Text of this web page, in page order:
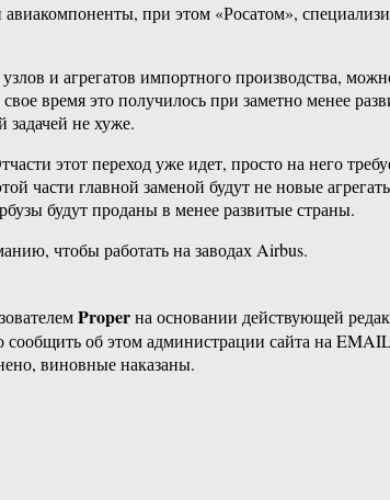
при этом «Росатом»,
и агрегатов импортного производства,
время это получилось при заметно менее
не хуже.
этот переход уже идет, просто на него
части главной заменой будут не новые
будут проданы в менее развитые страны.
чтобы работать на заводах Airbus.
Properна основании действующей
об этом администрации сайта на
виновные наказаны.